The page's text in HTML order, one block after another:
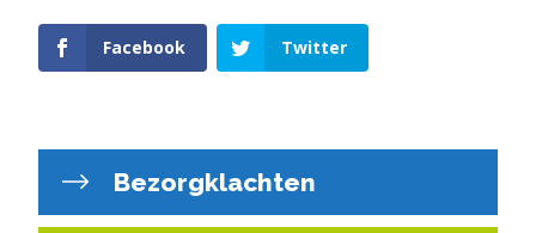
Facebook Twitter
Bezorgklachten